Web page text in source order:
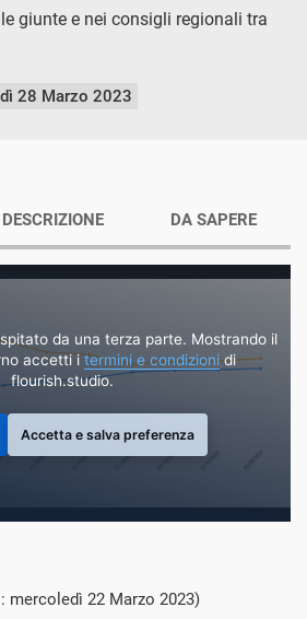
giunte e nei consigli regionali tra
28 Marzo 2023
da una terza parte. Mostrando il
accetti itermini e condizionidi
flourish.studio.
Accetta e salva preferenza
DESCRIZIONE DA SAPERE
mercoledì 22 Marzo 2023)